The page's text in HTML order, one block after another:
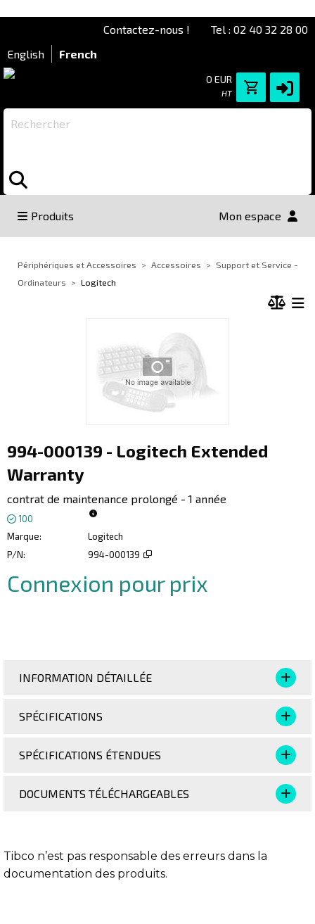
Tel : 02 40 32 28 00
Contactez-nous !
English
French
0 EUR
HT
Rechercher
Produits Mon espace
Périphériques et Accessoires Accessoires
Support et Service -
Ordinateurs
Logitech
994-000139 - Logitech Extended
Warranty
contrat de maintenance prolongé - 1 année
100
Marque
Logitech
P/N
994-000139
Connexion pour prix
INFORMATION DÉTAILLÉE
SPÉCIFICATIONS
SPÉCIFICATIONS ÉTENDUES
DOCUMENTS TÉLÉCHARGEABLES
Tibco n’est pas responsable des erreurs dans la
documentation des produits.